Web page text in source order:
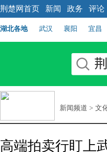
荆楚网首页 新闻 政务 评论
湖北各地 武汉 襄阳 宜昌
新闻频道 > 文
高端拍卖行盯上